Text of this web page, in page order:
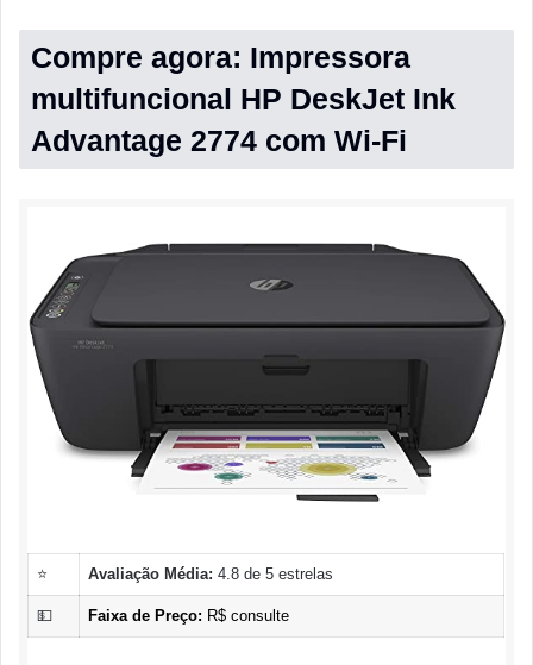
Compre agora: Impressora
multifuncional HP DeskJet Ink
Advantage 2774 com Wi-Fi
⭐ Avaliação Média: 4.8 de 5 estrelas
💵 Faixa de Preço: R$ consulte